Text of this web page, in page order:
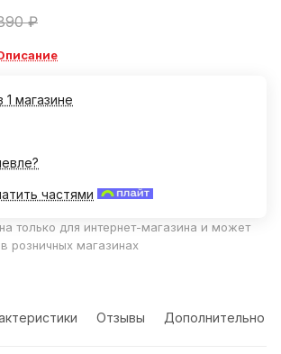
₽
1 магазине
частями
только для интернет-магазина и может
розничных магазинах
Отзывы Дополнительно